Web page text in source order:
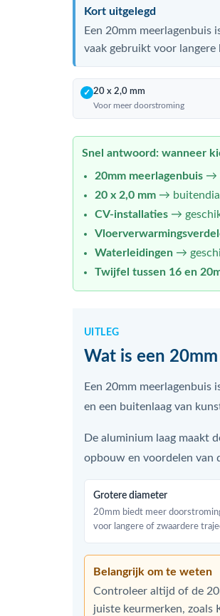
Kort uitgelegd
Een 20mm
vaak gebruikt voor
✓ 20 x 2,0 mm
Voor meer doorstroming
Snel antwoord: wanneer
20mm meerlagenbuis →
20 x 2,0 mm →
CV-installaties →
Waterleidingen →
Twijfel tussen 16 en
UITLEG
Wat is een
Een 20mm
en een buitenlaag van
De aluminium laag maakt
opbouw en voordelen van
Grotere diameter
20mm biedt meer
voor langere of zwaardere
Belangrijk om te weten
Controleer altijd of de
juiste keurmerken, zoals